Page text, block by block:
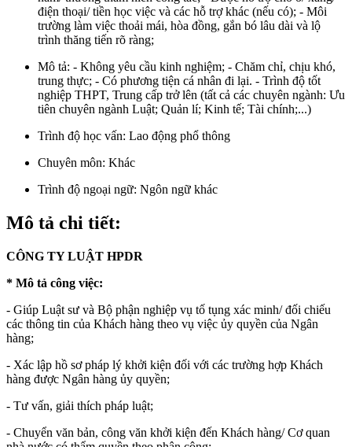
điện thoại/ tiền học việc và các hỗ trợ khác (nếu có); - Môi
trường làm việc thoải mái, hòa đồng, gắn bó lâu dài và lộ
trình thăng tiến rõ ràng;
Mô tả: - Không yêu cầu kinh nghiệm; - Chăm chỉ, chịu khó,
trung thực; - Có phương tiện cá nhân đi lại. - Trình độ tốt
nghiệp THPT, Trung cấp trở lên (tất cả các chuyên ngành: Ưu
tiên chuyên ngành Luật; Quản lí; Kinh tế; Tài chính;...)
Trình độ học vấn: Lao động phổ thông
Chuyên môn: Khác
Trình độ ngoại ngữ: Ngôn ngữ khác
Mô tả chi tiết:
CÔNG TY LUẬT HPDR
* Mô tả công việc:
- Giúp Luật sư và Bộ phận nghiệp vụ tố tụng xác minh/ đối chiếu
các thông tin của Khách hàng theo vụ việc ủy quyền của Ngân
hàng;
- Xác lập hồ sơ pháp lý khởi kiện đối với các trường hợp Khách
hàng được Ngân hàng ủy quyền;
- Tư vấn, giải thích pháp luật;
- Chuyển văn bản, công văn khởi kiện đến Khách hàng/ Cơ quan